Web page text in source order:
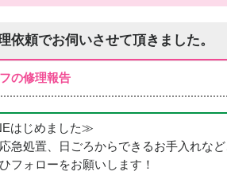
依頼でお伺いさせて頂きました。
の修理報告
はじめました≫
急処置、日ごろからできるお手入れな
フォローをお願いします！